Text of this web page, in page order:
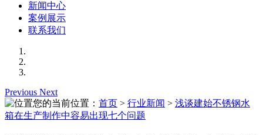
新闻中心
案例展示
联系我们
Previous Next
您的当前位置： 首页 > 行业新闻 > 浅谈建始不锈钢水
箱在生产制作中容易出现七个问题